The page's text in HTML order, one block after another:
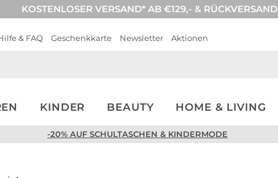
KOSTENLOSER VERSAND* AB €129,- & RÜCKVERSAND
& FAQ Geschenkkarte Newsletter Aktionen
KINDER BEAUTY HOME & LIVING
-20% AUF SCHULTASCHEN & KINDERMODE